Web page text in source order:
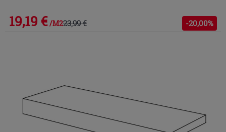
19,19 € /M223,99 € -20,00%